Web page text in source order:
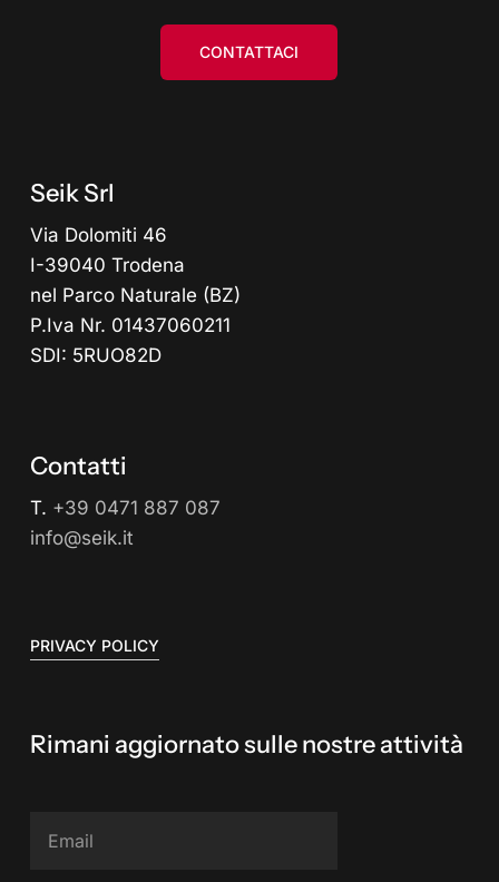
CONTATTACI
Seik Srl
Via Dolomiti 46
I-39040 Trodena
nel Parco Naturale (BZ)
P.Iva Nr. 01437060211
SDI: 5RUO82D
Contatti
T. +39 0471 887 087
info@seik.it
PRIVACY POLICY
Rimani aggiornato sulle nostre attività